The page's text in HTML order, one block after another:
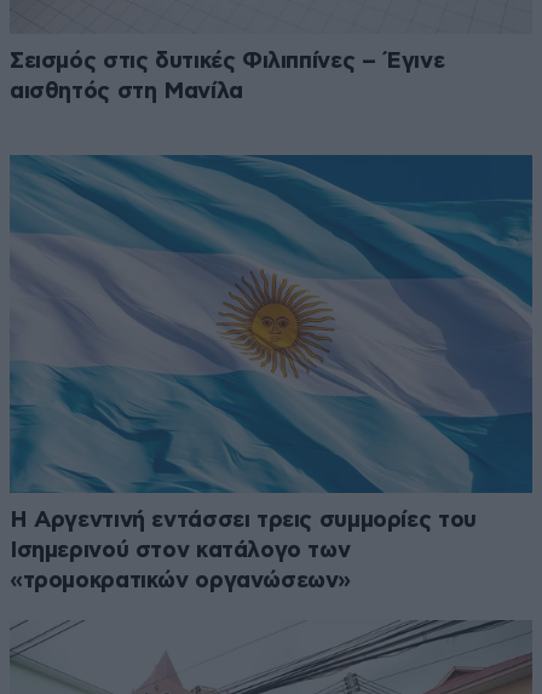
Σεισμός στις δυτικές Φιλιππίνες – Έγινε
αισθητός στη Μανίλα
Η Αργεντινή εντάσσει τρεις συμμορίες του
Ισημερινού στον κατάλογο των
«τρομοκρατικών οργανώσεων»